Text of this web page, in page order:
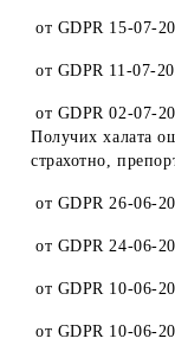
от GDPR 15-07-
от GDPR 11-07-
от GDPR 02-07-
Получих халата
страхотно,
от GDPR 26-06-
от GDPR 24-06-
от GDPR 10-06-
от GDPR 10-06-